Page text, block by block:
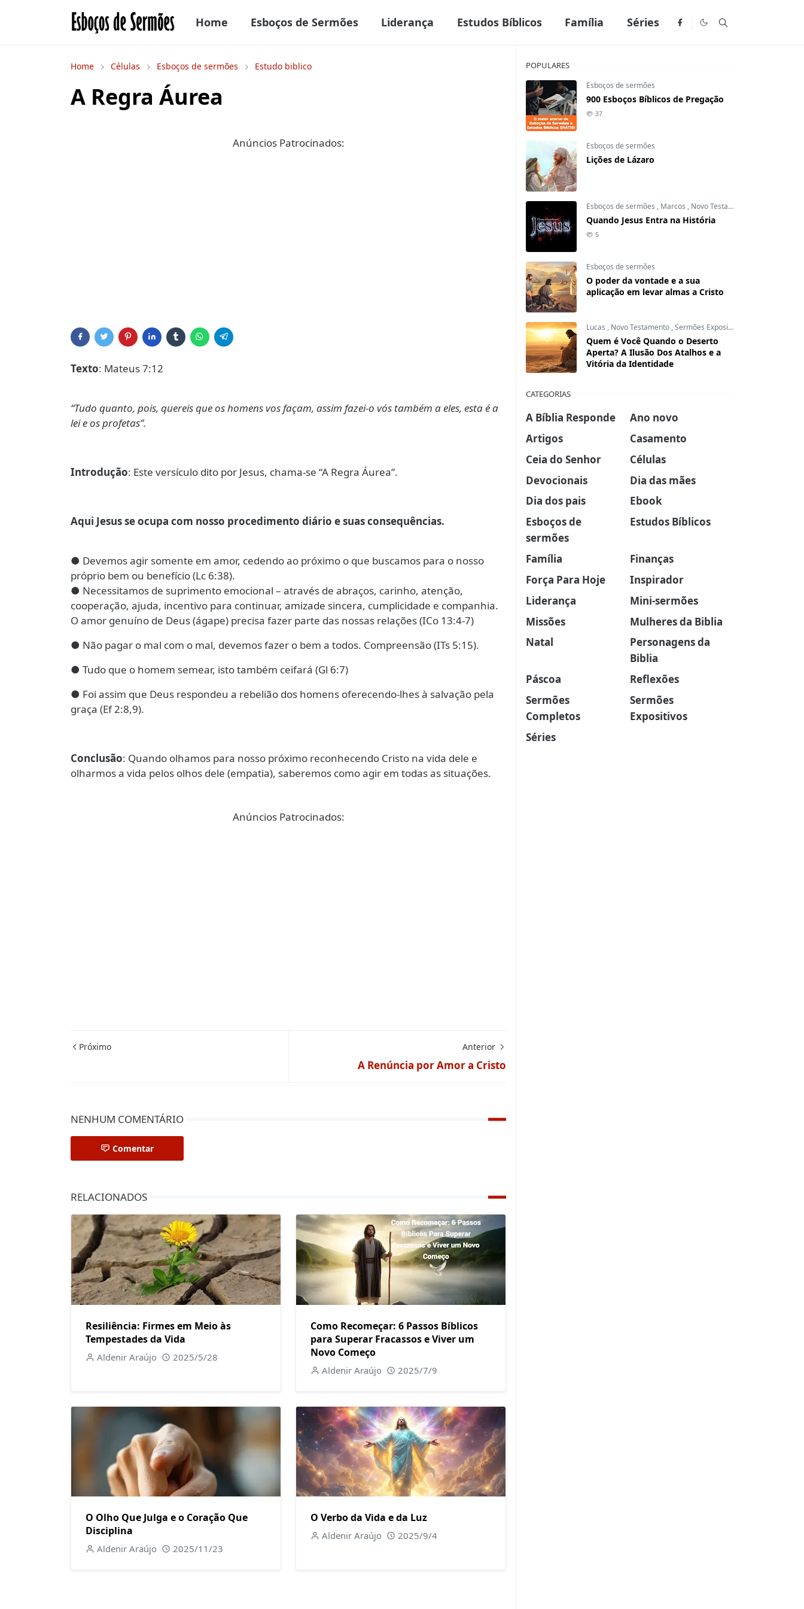
Home Esboços de Sermões Liderança Estudos Bíblicos Família Séries
Home Células Esboços de sermões Estudo biblico
A Regra Áurea
Anúncios Patrocinados:
Texto: Mateus 7:12
“Tudo quanto, pois, quereis que os homens vos façam, assim fazei-o vós também a eles, esta é a
lei e os profetas”.
Introdução: Este versículo dito por Jesus, chama-se “A Regra Áurea”.
Aqui Jesus se ocupa com nosso procedimento diário e suas consequências.
● Devemos agir somente em amor, cedendo ao próximo o que buscamos para o nosso
próprio bem ou benefício (Lc 6:38).
● Necessitamos de suprimento emocional – através de abraços, carinho, atenção,
cooperação, ajuda, incentivo para continuar, amizade sincera, cumplicidade e companhia.
O amor genuíno de Deus (ágape) precisa fazer parte das nossas relações (ICo 13:4-7)
● Não pagar o mal com o mal, devemos fazer o bem a todos. Compreensão (ITs 5:15).
● Tudo que o homem semear, isto também ceifará (Gl 6:7)
● Foi assim que Deus respondeu a rebelião dos homens oferecendo-lhes à salvação pela
graça (Ef 2:8,9).
Conclusão: Quando olhamos para nosso próximo reconhecendo Cristo na vida dele e
olharmos a vida pelos olhos dele (empatia), saberemos como agir em todas as situações.
Anúncios Patrocinados:
Próximo Anterior
A Renúncia por Amor a Cristo
NENHUM COMENTÁRIO
Comentar
RELACIONADOS
Resiliência: Firmes em Meio às
Tempestades da Vida
Aldenir Araújo 2025/5/28
Como Recomeçar: 6 Passos Bíblicos
para Superar Fracassos e Viver um
Novo Começo
Aldenir Araújo 2025/7/9
O Olho Que Julga e o Coração Que
Disciplina
Aldenir Araújo 2025/11/23
O Verbo da Vida e da Luz
Aldenir Araújo 2025/9/4
POPULARES
Esboços de sermões
900 Esboços Bíblicos de Pregação
37
Esboços de sermões
Lições de Lázaro
Esboços de sermões , Marcos , Novo Testamento
Quando Jesus Entra na História
5
Esboços de sermões
O poder da vontade e a sua
aplicação em levar almas a Cristo
Lucas , Novo Testamento ,Sermões Expositivos
Quem é Você Quando o Deserto
Aperta? A Ilusão Dos Atalhos e a
Vitória da Identidade
CATEGORIAS
A Bíblia Responde
Ano novo
Artigos
Casamento
Ceia do Senhor
Células
Devocionais
Dia das mães
Dia dos pais
Ebook
Esboços de
sermões
Estudos Bíblicos
Família
Finanças
Força Para Hoje
Inspirador
Liderança
Mini-sermões
Missões
Mulheres da Biblia
Natal
Personagens da
Biblia
Páscoa
Reflexões
Sermões
Completos
Sermões
Expositivos
Séries